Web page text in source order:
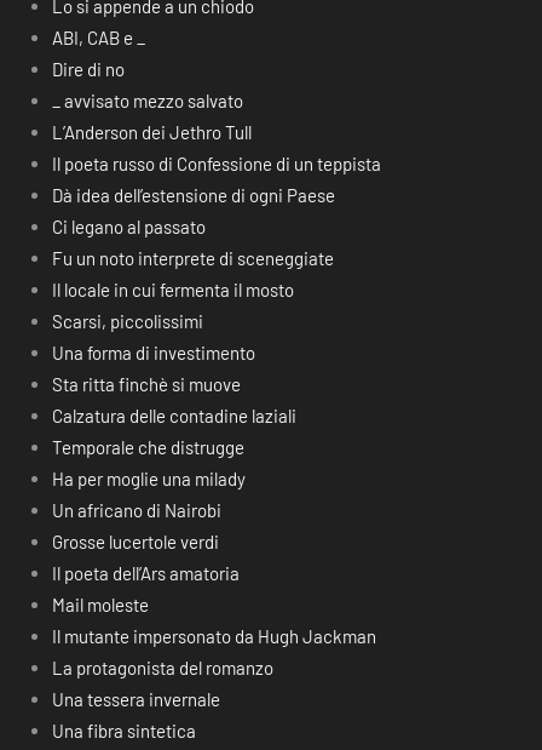
Lo si appende a un chiodo
ABI, CAB e _
Dire di no
_ avvisato mezzo salvato
L’Anderson dei Jethro Tull
Il poeta russo di Confessione di un teppista
Dà idea dell’estensione di ogni Paese
Ci legano al passato
Fu un noto interprete di sceneggiate
Il locale in cui fermenta il mosto
Scarsi, piccolissimi
Una forma di investimento
Sta ritta finchè si muove
Calzatura delle contadine laziali
Temporale che distrugge
Ha per moglie una milady
Un africano di Nairobi
Grosse lucertole verdi
Il poeta dell’Ars amatoria
Mail moleste
Il mutante impersonato da Hugh Jackman
La protagonista del romanzo
Una tessera invernale
Una fibra sintetica